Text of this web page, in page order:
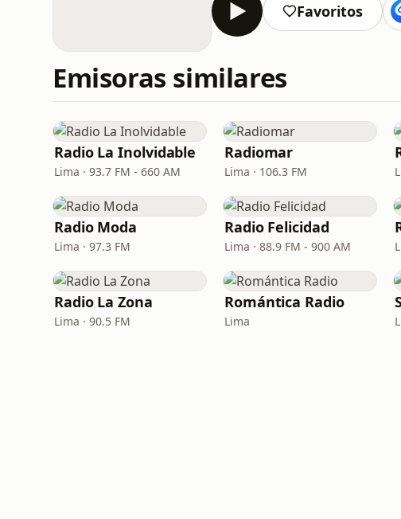
Favoritos
Emisoras similares
Radio La Inolvidable
Lima · 93.7 FM - 660 AM
Radiomar
Lima · 106.3 FM
Radio Moda
Lima · 97.3 FM
Radio Felicidad
Lima · 88.9 FM - 900 AM
Radio La Zona
Lima · 90.5 FM
Romántica Radio
Lima